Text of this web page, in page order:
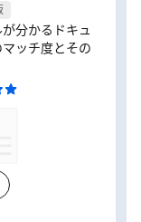
分かるドキュ
ッチ度とその